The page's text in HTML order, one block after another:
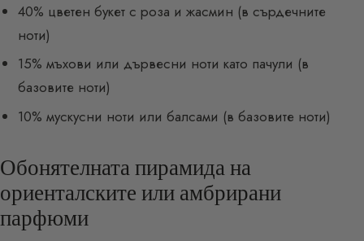
40% цветен букет с роза и жасмин (в сърдечните
ноти)
15% мъхови или дървесни ноти като пачули (в
базовите ноти)
10% мускусни ноти или балсами (в базовите ноти)
Обонятелната пирамида на
ориенталските или амбрирани
парфюми